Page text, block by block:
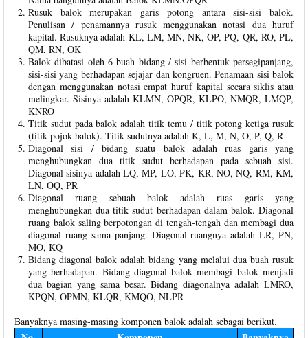
Rusuk balok merupakan garis potong antara sisi-sisi balok.
Penulisan / penamannya rusuk menggunakan notasi dua huruf
kapital. Rusuknya adalah KL, LM, MN, NK, OP, PQ, QR, RO, PL,
QM, RN, OK
Balok dibatasi oleh 6 buah bidang / sisi berbentuk persegipanjang,
sisi-sisi yang berhadapan sejajar dan kongruen. Penamaan sisi balok
dengan menggunakan notasi empat huruf kapital secara siklis atau
melingkar. Sisinya adalah KLMN, OPQR, KLPO, NMQR, LMQP,
KNRO
Titik sudut pada balok adalah titik temu / titik potong ketiga rusuk
(titik pojok balok). Titik sudutnya adalah K, L, M, N, O, P, Q, R
Diagonal sisi / bidang suatu balok adalah ruas garis yang
menghubungkan dua titik sudut berhadapan pada sebuah sisi.
Diagonal sisinya adalah LQ, MP, LO, PK, KR, NO, NQ, RM, KM,
LN, OQ, PR
Diagonal ruang sebuah balok adalah ruas garis yang
menghubungkan dua titik sudut berhadapan dalam balok. Diagonal
ruang balok saling berpotongan di tengah-tengah dan membagi dua
diagonal ruang sama panjang. Diagonal ruangnya adalah LR, PN,
MO, KQ
Bidang diagonal balok adalah bidang yang melalui dua buah rusuk
yang berhadapan. Bidang diagonal balok membagi balok menjadi
dua bagian yang sama besar. Bidang diagonalnya adalah LMRO,
KPQN, OPMN, KLQR, KMQO, NLPR
Banyaknya masing-masing komponen balok adalah sebagai berikut.